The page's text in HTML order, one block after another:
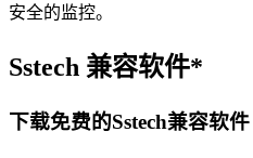
安全的监控。
Sstech 兼容软件*
下载免费的Sstech兼容软件